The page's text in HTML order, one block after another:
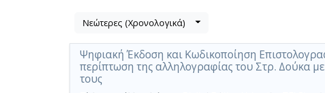
Βρέθηκαν
αποτελέσματα
,
σύνολο
Λίστα
τα
αποτελέσματα
αναζήτησης:
Νεώτερες (Χρονολογικά)
Ψηφιακή Έκδοση και Κωδικοποίηση
περίπτωση της αλληλογραφίας του Στρ. Δούκα
τους